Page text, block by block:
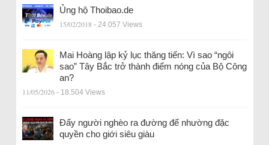
Ủng hộ Thoibao.de
15/02/2018 - 24.057 Views
Mai Hoàng lập kỷ lục thăng tiến: Vì sao “ngôi
sao” Tây Bắc trở thành điểm nóng của Bộ Công
an?
11/05/2026 - 18.504 Views
Đẩy người nghèo ra đường để nhường đặc
quyền cho giới siêu giàu